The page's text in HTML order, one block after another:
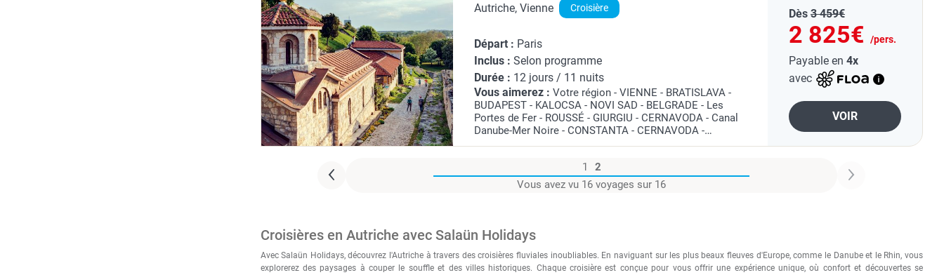
Autriche, Vienne Croisière
Départ : Paris
Inclus : Selon programme
Durée : 12 jours / 11 nuits
Vous aimerez : Votre région - VIENNE - BRATISLAVA -
BUDAPEST - KALOCSA - NOVI SAD - BELGRADE - Les
Portes de Fer - ROUSSÉ - GIURGIU - CERNAVODA - Canal
Danube-Mer Noire - CONSTANTA - CERNAVODA -
OLTENITA - Votre région
Dès 3 459€
2 825€ /pers.
Payable en 4x
avec
VOIR
1
2
Vous avez vu 16 voyages sur 16
Croisières en Autriche avec Salaün Holidays
Avec Salaün Holidays, découvrez l'Autriche à travers des croisières fluviales inoubliables. En naviguant sur les plus beaux fleuves d'Europe, comme le Danube et le Rhin, vous
explorerez des paysages à couper le souffle et des villes historiques. Chaque croisière est conçue pour vous offrir une expérience unique, où confort et découvertes se